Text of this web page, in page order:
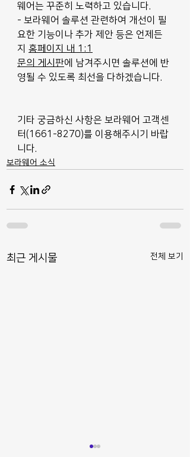
웨어는 꾸준히 노력하고 있습니다.
- 보라웨어 솔루션 관련하여 개선이 필
요한 기능이나 추가 제안 등은 언제든
지 홈페이지 내 1:1
문의 게시판에 남겨주시면 솔루션에 반
영될 수 있도록 최선을 다하겠습니다.
기타 궁금하신 사항은 보라웨어 고객센
터(1661-8270)를 이용해주시기 바랍
니다.
보라웨어 소식
최근 게시물 전체 보기